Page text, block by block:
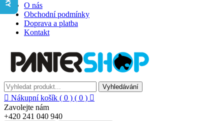
O nás
Obchodní podmínky
Doprava a platba
Kontakt
Vyhledávání
 Nákupní košík ( 0 ) ( 0 ) 
Zavolejte nám
+420 241 040 940